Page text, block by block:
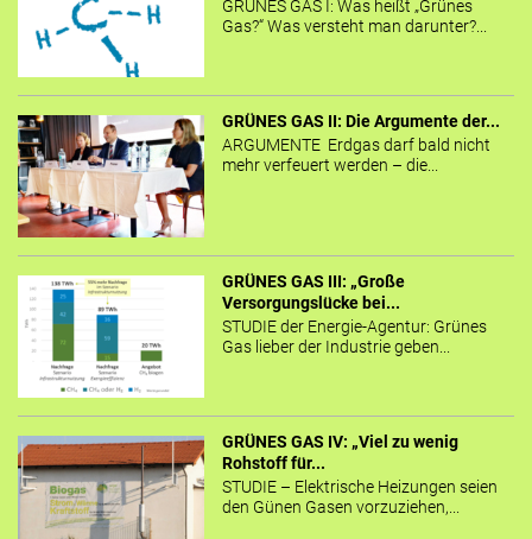
GRÜNES GAS I: Was heißt „Grünes
Gas?“ Was versteht man darunter?...
GRÜNES GAS II: Die Argumente der...
ARGUMENTE Erdgas darf bald nicht
mehr verfeuert werden – die...
GRÜNES GAS III: „Große
Versorgungslücke bei...
STUDIE der Energie-Agentur: Grünes
Gas lieber der Industrie geben...
GRÜNES GAS IV: „Viel zu wenig
Rohstoff für...
STUDIE – Elektrische Heizungen seien
den Günen Gasen vorzuziehen,...